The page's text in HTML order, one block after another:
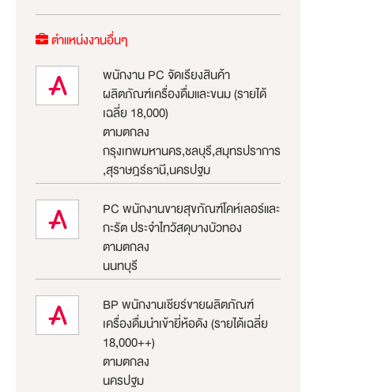
ตำแหน่งงานอื่นๆ
พนักงาน PC จัดเรียงสินค้า
ผลิตภัณฑ์เครื่องดื่มและขนม (รายได้
เฉลี่ย 18,000)
ตามตกลง
กรุงเทพมหานคร,ชลบุรี,สมุทรปราการ
,สุราษฎร์ธานี,นครปฐม
PC พนักงานขายสุขภัณฑ์โคห์เลอร์และ
กะรัต ประจำไทวัสดุบางบัวทอง
ตามตกลง
นนทบุรี
BP พนักงานเชียร์ขายผลิตภัณฑ์
เครื่องดื่มนำเข้ายี่ห้อดัง (รายได้เฉลี่ย
18,000++)
ตามตกลง
นครปฐม